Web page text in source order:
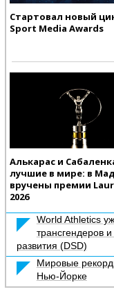
Стартовал новый
Sport Media Awards
Алькарас и
лучшие в мире: в
вручены премии
2026
World Athletics
трансгендеров
развития (DSD)
Мировые
Нью-Йорке